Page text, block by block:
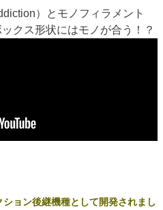
）とモノフィラメント
クス形状にはモノが合う！？
ョン後継機種として開発されまし